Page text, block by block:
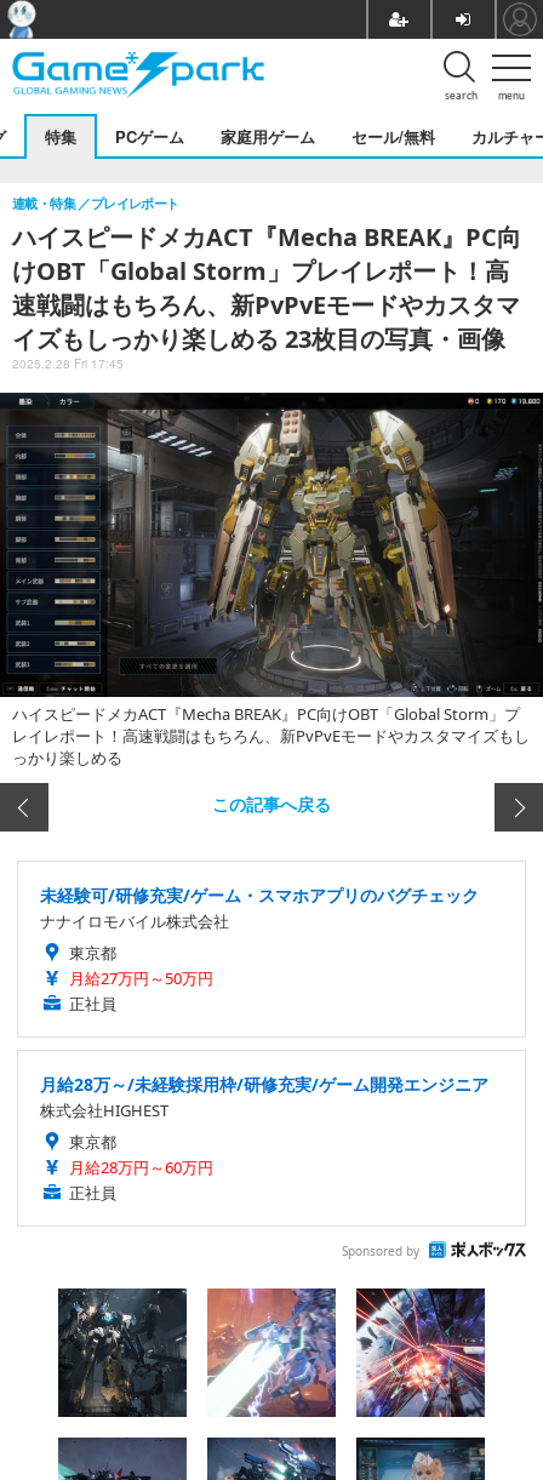
menu
search
特集 PCゲーム 家庭用ゲーム セール/無料 カルチャ
ハイスピードメカACT『Mecha BREAK』PC向
けOBT「Global Storm」プレイレポート！高
速戦闘はもちろん、新PvPvEモードやカスタマ
イズもしっかり楽しめる 23枚目の写真・画像
連載・特集 プレイレポート
2025.2.28 Fri 17:45
ハイスピードメカACT『Mecha BREAK』PC向けOBT「Global Storm」プ
レイレポート！高速戦闘はもちろん、新PvPvEモードやカスタマイズもし
っかり楽しめる
この記事へ戻る
未経験可/研修充実/ゲーム・スマホアプリのバグチェック
ナナイロモバイル株式会社
東京都
月給27万円～50万円
正社員
月給28万～/未経験採用枠/研修充実/ゲーム開発エンジニア
株式会社HIGHEST
東京都
月給28万円～60万円
正社員
Sponsored by